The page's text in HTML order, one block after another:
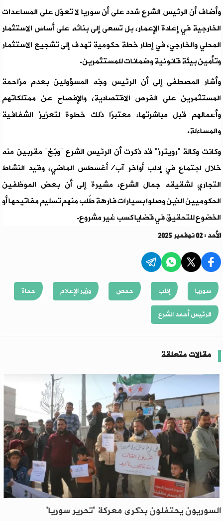
وأضاف أن الرئيس الشرع شدد على أن سوريا لا تعوّل على المساعدات
الخارجية في إعادة الإعمار، بل تسعى إلى بنائه على أساس الاستثمار
المحلي والخارجي، في إطار خطة حكومية تهدف إلى تشجيع الاستثمار
وتأمين بيئة قانونية وضمانات للمستثمرين.
وأشار المصطفى إلى أن الرئيس وجّه المسؤولين بعدم مزاحمة
المستثمرين على الفرص الاقتصادية، والإفصاح عن ممتلكاتهم
وأعمالهم قبل مباشرتها، معتبرًا ذلك خطوة لتعزيز الشفافية
والمساءلة.
وكانت وكالة "رويترز" قد ذكرت أن الرئيس الشرع "وبّخ" مقربين منه
خلال اجتماع في إدلب أواخر آب/أغسطس الماضي، وقيد النشاط
التجاري لشقيقه جمال الشرع، مشيرة إلى أن بعض الموظفين
الحكوميين الذين وصلوا بسيارات فارهة طُلب منهم تسليم مفاتيحها أو
الخضوع للتحقيق في قضايا كسب غير مشروع.
الأحد : 02 نوفمبر 2025
سوريا إدلب حمص وزير الإعلام
حماة
الرئيس أحمد الشرع
مقالات متعلقة
السوريون يحتفلون بذكرى معركة “تحرير سوريا”